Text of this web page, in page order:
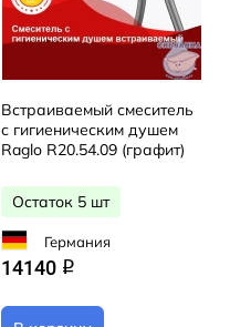
Встраиваемый смеситель
с гигиеническим душем
Raglo R20.54.09 (графит)
Остаток 5 шт
Германия
14140 q